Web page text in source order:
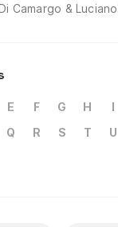
Camargo & Luciano
E F G H I
Q R S T U